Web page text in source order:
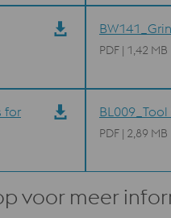
PDF | 1,42 MB
for
PDF | 2,89 MB
voor meer